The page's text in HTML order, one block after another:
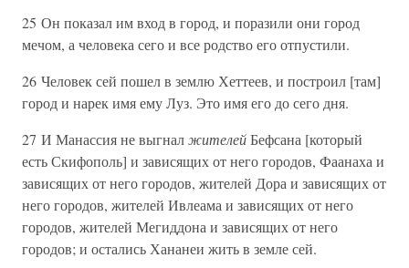
25 Он показал им вход в город, и поразили они город
мечом, а человека сего и все родство его отпустили.
26 Человек сей пошел в землю Хеттеев, и построил [там]
город и нарек имя ему Луз. Это имя его до сего дня.
27 И Манассия не выгналжителейБефсана [который
есть Скифополь] и зависящих от него городов, Фаанаха и
зависящих от него городов, жителей Дора и зависящих от
него городов, жителей Ивлеама и зависящих от него
городов, жителей Мегиддона и зависящих от него
городов; и остались Хананеи жить в земле сей.